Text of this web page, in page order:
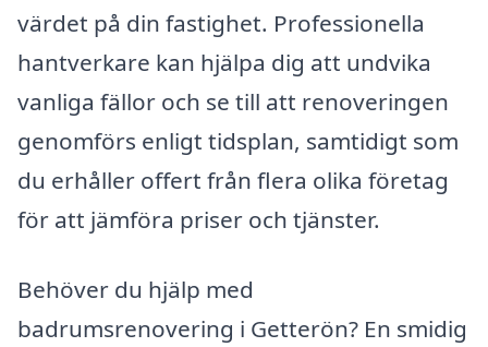
värdet på din fastighet. Professionella
hantverkare kan hjälpa dig att undvika
vanliga fällor och se till att renoveringen
genomförs enligt tidsplan, samtidigt som
du erhåller offert från flera olika företag
för att jämföra priser och tjänster.
Behöver du hjälp med
badrumsrenovering i Getterön? En smidig